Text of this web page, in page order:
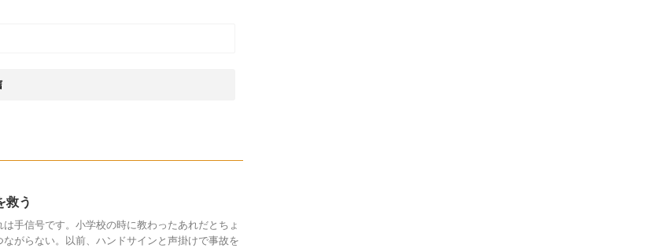
救う
手信号です。小学校の時に教わったあれだとちょ
がらない。以前、ハンドサインと声掛けで事故を